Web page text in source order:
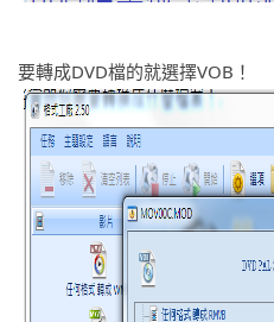
要轉成DVD檔的就選擇VOB！